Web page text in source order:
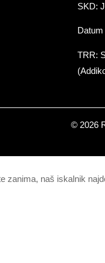
SKD:
TRR:
© 2026
zanima, naš iskalnik